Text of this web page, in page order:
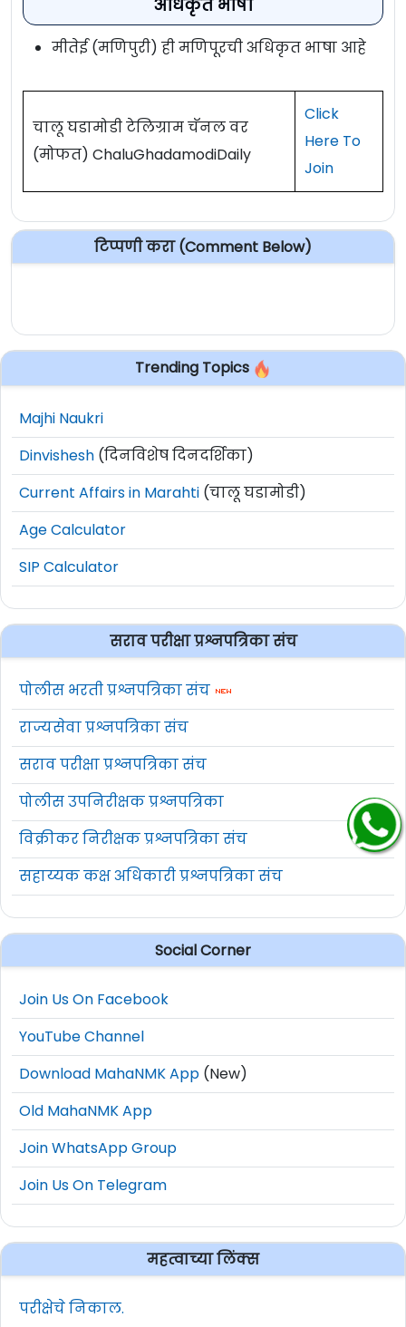
अधिकृत भाषा
मीतेई (मणिपुरी) ही मणिपूरची अधिकृत भाषा आहे
चालू घडामोडी टेलिग्राम चॅनल वर
(मोफत) ChaluGhadamodiDaily
Click
Here To
Join
टिप्पणी करा (Comment Below)
Trending Topics
Majhi Naukri
Dinvishesh (दिनविशेष दिनदर्शिका)
Current Affairs in Marahti (चालू घडामोडी)
Age Calculator
SIP Calculator
सराव परीक्षा प्रश्नपत्रिका संच
पोलीस भरती प्रश्नपत्रिका संच
राज्यसेवा प्रश्नपत्रिका संच
सराव परीक्षा प्रश्नपत्रिका संच
पोलीस उपनिरीक्षक प्रश्नपत्रिका
विक्रीकर निरीक्षक प्रश्नपत्रिका संच
सहाय्यक कक्ष अधिकारी प्रश्नपत्रिका संच
Social Corner
Join Us On Facebook
YouTube Channel
Download MahaNMK App (New)
Old MahaNMK App
Join WhatsApp Group
Join Us On Telegram
महत्वाच्या लिंक्स
परीक्षेचे निकाल.